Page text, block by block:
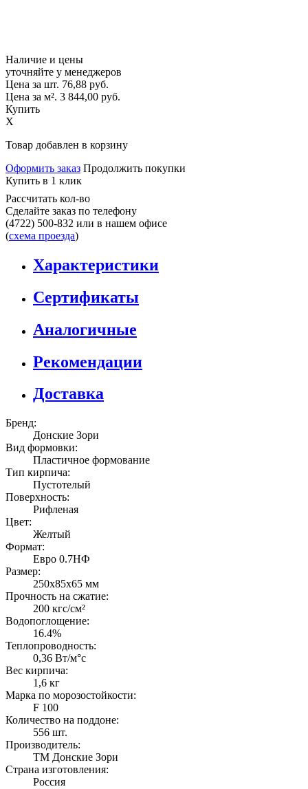
Наличие и цены
уточняйте у менеджеров
Цена за шт. 76,88 руб.
Цена за м². 3 844,00 руб.
Купить
X
Товар добавлен в корзину
Оформить заказ Продолжить покупки
Купить в 1 клик
Рассчитать кол-во
Сделайте заказ по телефону
(4722) 500-832 или в нашем офисе
(схема проезда)
Характеристики
Сертификаты
Аналогичные
Рекомендации
Доставка
Бренд:
Донские Зори
Вид формовки:
Пластичное формование
Тип кирпича:
Пустотелый
Поверхность:
Рифленая
Цвет:
Желтый
Формат:
Евро 0.7НФ
Размер:
250х85х65 мм
Прочность на сжатие:
200 кгс/см²
Водопоглощение:
16.4%
Теплопроводность:
0,36 Вт/м°с
Вес кирпича:
1,6 кг
Марка по морозостойкости:
F 100
Количество на поддоне:
556 шт.
Производитель:
ТМ Донские Зори
Страна изготовления:
Россия